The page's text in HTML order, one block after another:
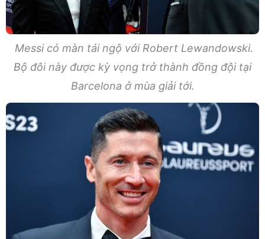
Messi có màn tái ngộ với Robert Lewandowski.
Bộ đôi này được kỳ vọng trở thành đồng đội tại
Barcelona ở mùa giải tới.